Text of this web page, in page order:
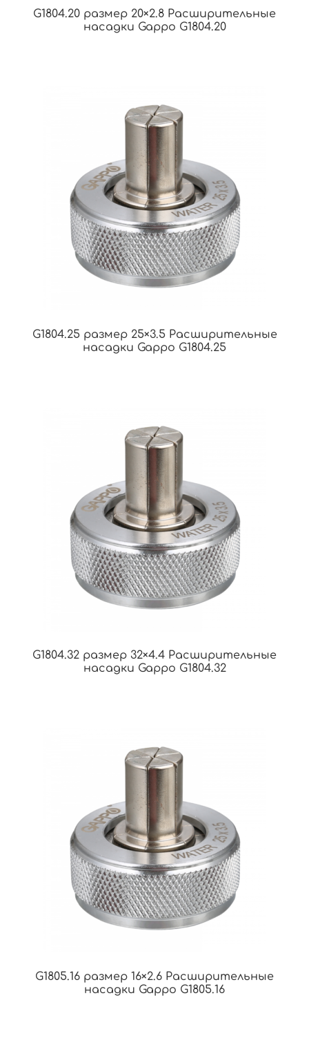
G1804.20 размер 20×2.8 Расширительные
насадки Gappo G1804.20
G1804.25 размер 25×3.5 Расширительные
насадки Gappo G1804.25
G1804.32 размер 32×4.4 Расширительные
насадки Gappo G1804.32
G1805.16 размер 16×2.6 Расширительные
насадки Gappo G1805.16